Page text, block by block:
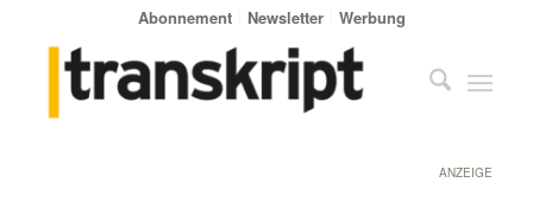
Abonnement Newsletter Werbung
ANZEIGE